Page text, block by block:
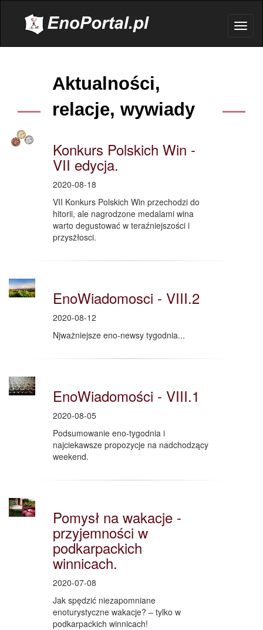
Aktualności,
relacje, wywiady
Konkurs Polskich Win -
VII edycja.
2020-08-18
VII Konkurs Polskich Win przechodzi do
hitorii, ale nagrodzone medalami wina
warto degustować w teraźniejszości i
przysżłosci.
EnoWiadomosci - VIII.2
2020-08-12
Njważniejsze eno-newsy tygodnia...
EnoWiadomości - VIII.1
2020-08-05
Podsumowanie eno-tygodnia i
najciekawsze propozycje na nadchodzący
weekend.
Pomysł na wakacje -
przyjemności w
podkarpackich
winnicach.
2020-07-08
Jak spędzić niezapomniane
enoturystyczne wakacje? – tylko w
podkarpackich winnicach!